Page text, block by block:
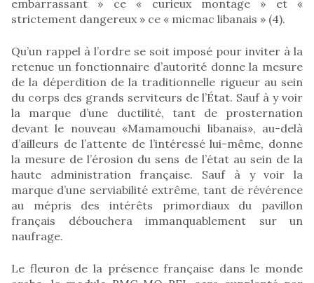
embarrassant » ce « curieux montage » et «
strictement dangereux » ce « micmac libanais » (4).
Qu’un rappel à l’ordre se soit imposé pour inviter à la
retenue un fonctionnaire d’autorité donne la mesure
de la déperdition de la traditionnelle rigueur au sein
du corps des grands serviteurs de l’État. Sauf à y voir
la marque d’une ductilité, tant de prosternation
devant le nouveau «Mamamouchi libanais», au-delà
d’ailleurs de l’attente de l’intéressé lui-même, donne
la mesure de l’érosion du sens de l’état au sein de la
haute administration française. Sauf à y voir la
marque d’une serviabilité extrême, tant de révérence
au mépris des intérêts primordiaux du pavillon
français débouchera immanquablement sur un
naufrage.
Le fleuron de la présence française dans le monde